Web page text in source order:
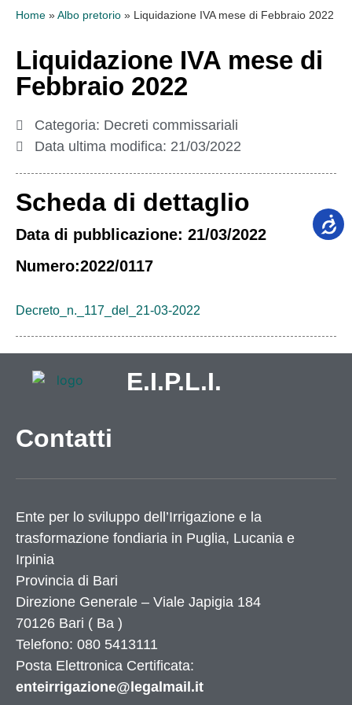
Home » Albo pretorio » Liquidazione IVA mese di Febbraio 2022
Liquidazione IVA mese di
Febbraio 2022
Categoria: Decreti commissariali
Data ultima modifica: 21/03/2022
Scheda di dettaglio
Data di pubblicazione: 21/03/2022
Numero:2022/0117
Decreto_n._117_del_21-03-2022
E.I.P.L.I.
Contatti
Ente per lo sviluppo dell’Irrigazione e la
trasformazione fondiaria in Puglia, Lucania e
Irpinia
Provincia di Bari
Direzione Generale – Viale Japigia 184
70126 Bari ( Ba )
Telefono: 080 5413111
Posta Elettronica Certificata:
enteirrigazione@legalmail.it